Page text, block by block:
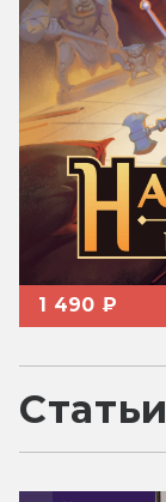
1 490 ₽
Статьи